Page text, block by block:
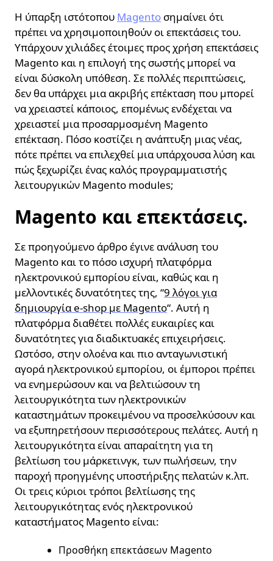
Η ύπαρξη ιστότοπου Magento σημαίνει ότι
πρέπει να χρησιμοποιηθούν οι επεκτάσεις του.
Υπάρχουν χιλιάδες έτοιμες προς χρήση επεκτάσεις
Magento και η επιλογή της σωστής μπορεί να
είναι δύσκολη υπόθεση. Σε πολλές περιπτώσεις,
δεν θα υπάρχει μια ακριβής επέκταση που μπορεί
να χρειαστεί κάποιος, επομένως ενδέχεται να
χρειαστεί μια προσαρμοσμένη Magento
επέκταση. Πόσο κοστίζει η ανάπτυξη μιας νέας,
πότε πρέπει να επιλεχθεί μια υπάρχουσα λύση και
πώς ξεχωρίζει ένας καλός προγραμματιστής
λειτουργικών Magento modules;
Magento και επεκτάσεις.
Σε προηγούμενο άρθρο έγινε ανάλυση του
Magento και το πόσο ισχυρή πλατφόρμα
ηλεκτρονικού εμπορίου είναι, καθώς και η
μελλοντικές δυνατότητες της, “9 λόγοι για
δημιουργία e-shop με Magento“. Αυτή η
πλατφόρμα διαθέτει πολλές ευκαιρίες και
δυνατότητες για διαδικτυακές επιχειρήσεις.
Ωστόσο, στην ολοένα και πιο ανταγωνιστική
αγορά ηλεκτρονικού εμπορίου, οι έμποροι πρέπει
να ενημερώσουν και να βελτιώσουν τη
λειτουργικότητα των ηλεκτρονικών
καταστημάτων προκειμένου να προσελκύσουν και
να εξυπηρετήσουν περισσότερους πελάτες. Αυτή η
λειτουργικότητα είναι απαραίτητη για τη
βελτίωση του μάρκετινγκ, των πωλήσεων, την
παροχή προηγμένης υποστήριξης πελατών κ.λπ.
Οι τρεις κύριοι τρόποι βελτίωσης της
λειτουργικότητας ενός ηλεκτρονικού
καταστήματος Magento είναι:
Προσθήκη επεκτάσεων Magento